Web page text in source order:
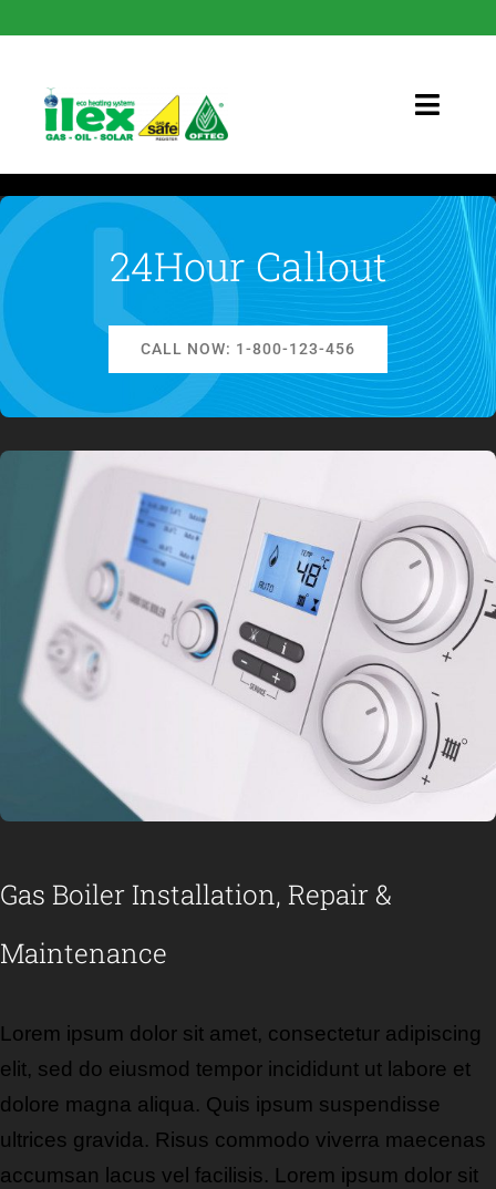
content
Toggle
24Hour Callout
CALL NOW: 1-800-123-456
Gas Boiler Installation, Repair &
Maintenance
Lorem ipsum dolor sit amet, consectetur adipiscing
elit, sed do eiusmod tempor incididunt ut labore et
dolore magna aliqua. Quis ipsum suspendisse
ultrices gravida. Risus commodo viverra maecenas
accumsan lacus vel facilisis. Lorem ipsum dolor sit